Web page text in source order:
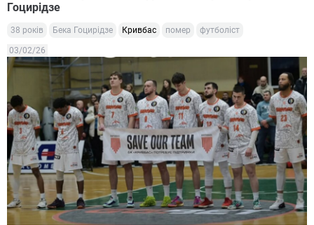
Гоцирідзе
38 років Бека Гоцирідзе Кривбас помер футболіст
03/02/26